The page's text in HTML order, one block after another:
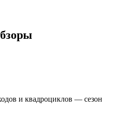
и квадроциклов — сезон